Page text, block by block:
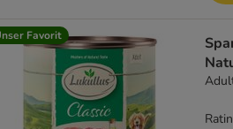
Favorit